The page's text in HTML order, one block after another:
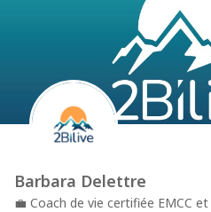
Barbara Delettre
💼 Coach de vie certifiée EMCC